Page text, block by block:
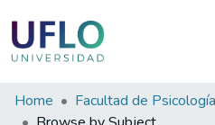
Communities
Home